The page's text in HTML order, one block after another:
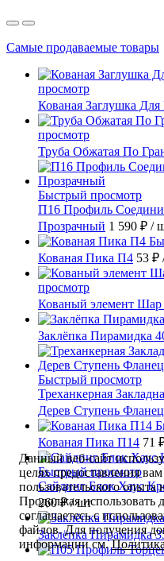
Самые продаваемые товары
просмотр
Кованая Заглушка
просмотр
Труба Обжатая По
Быстрый просмотр
П16 Профиль
Прозрачный 1 590 ₽ /
Кованая Пика П4 53 ₽
просмотр
Кованый элемент Шар
Заклёпка Пирамидка
Быстрый просмотр
Треханкерная
Дерев Ступень
Кованая Пика П14 71
Быстрый просмотр
Сайдинг Блок Хаус
260 ₽/ шт
Заклёпка Пирамидка
Данный веб-сайт
целях предоставления
пользовательского опыта
Продолжая использовать
соглашаетесь с
файлов. Для получения
информации см.